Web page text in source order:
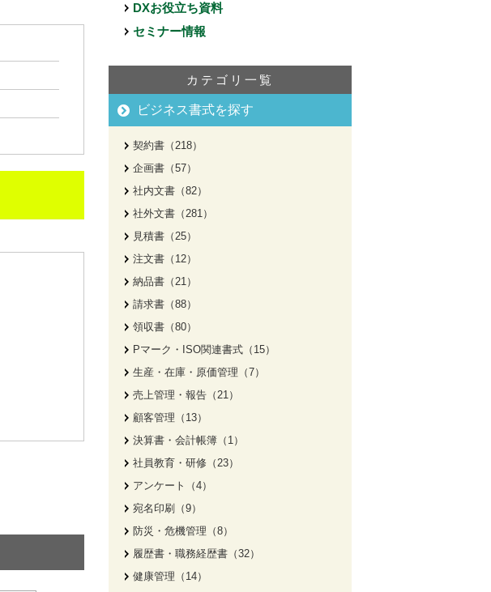
DXお役立ち資料
セミナー情報
カテゴリ一覧
ビジネス書式を探す
契約書（218）
企画書（57）
社内文書（82）
社外文書（281）
見積書（25）
注文書（12）
納品書（21）
請求書（88）
領収書（80）
Pマーク・ISO関連書式（15）
生産・在庫・原価管理（7）
売上管理・報告（21）
顧客管理（13）
決算書・会計帳簿（1）
社員教育・研修（23）
アンケート（4）
宛名印刷（9）
防災・危機管理（8）
履歴書・職務経歴書（32）
健康管理（14）